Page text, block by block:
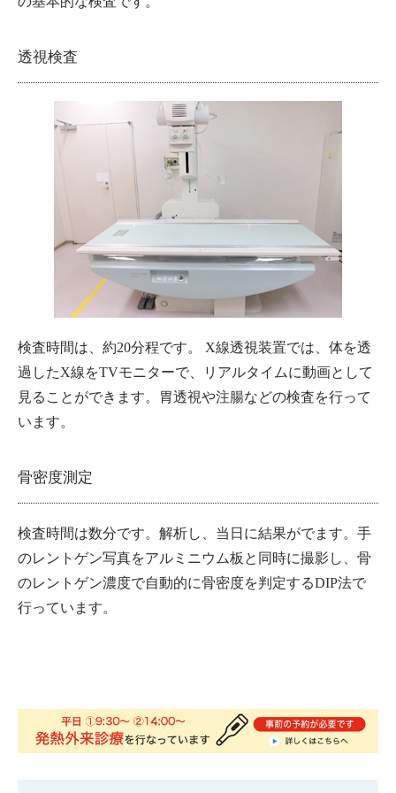
透視検査
検査時間は、約20分程です。 X線透視装置では、体を透
過したX線をTVモニターで、リアルタイムに動画として
見ることができます。胃透視や注腸などの検査を行って
います。
骨密度測定
検査時間は数分です。解析し、当日に結果がでます。手
のレントゲン写真をアルミニウム板と同時に撮影し、骨
のレントゲン濃度で自動的に骨密度を判定するDIP法で
行っています。